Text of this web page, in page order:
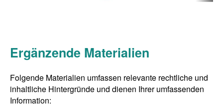
Ergänzende Materialien
Folgende Materialien umfassen relevante rechtliche und
inhaltliche Hintergründe und dienen Ihrer umfassenden
Information: